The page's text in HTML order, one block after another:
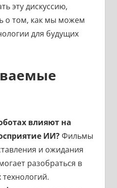
эту дискуссию,
о том, как мы можем
для будущих
влияют на
ИИ?Фильмы
и ожидания
разобраться в